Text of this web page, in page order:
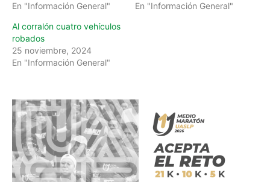
En "Información General"
En "Información General"
Al corralón cuatro vehículos
robados
25 noviembre, 2024
En "Información General"